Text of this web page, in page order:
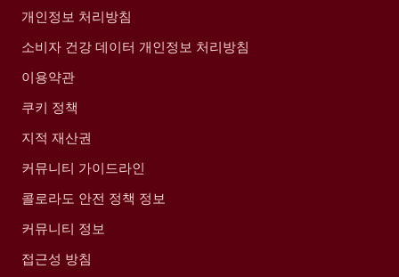
개인정보 처리방침
소비자 건강 데이터 개인정보 처리방침
이용약관
쿠키 정책
지적 재산권
커뮤니티 가이드라인
콜로라도 안전 정책 정보
커뮤니티 정보
접근성 방침